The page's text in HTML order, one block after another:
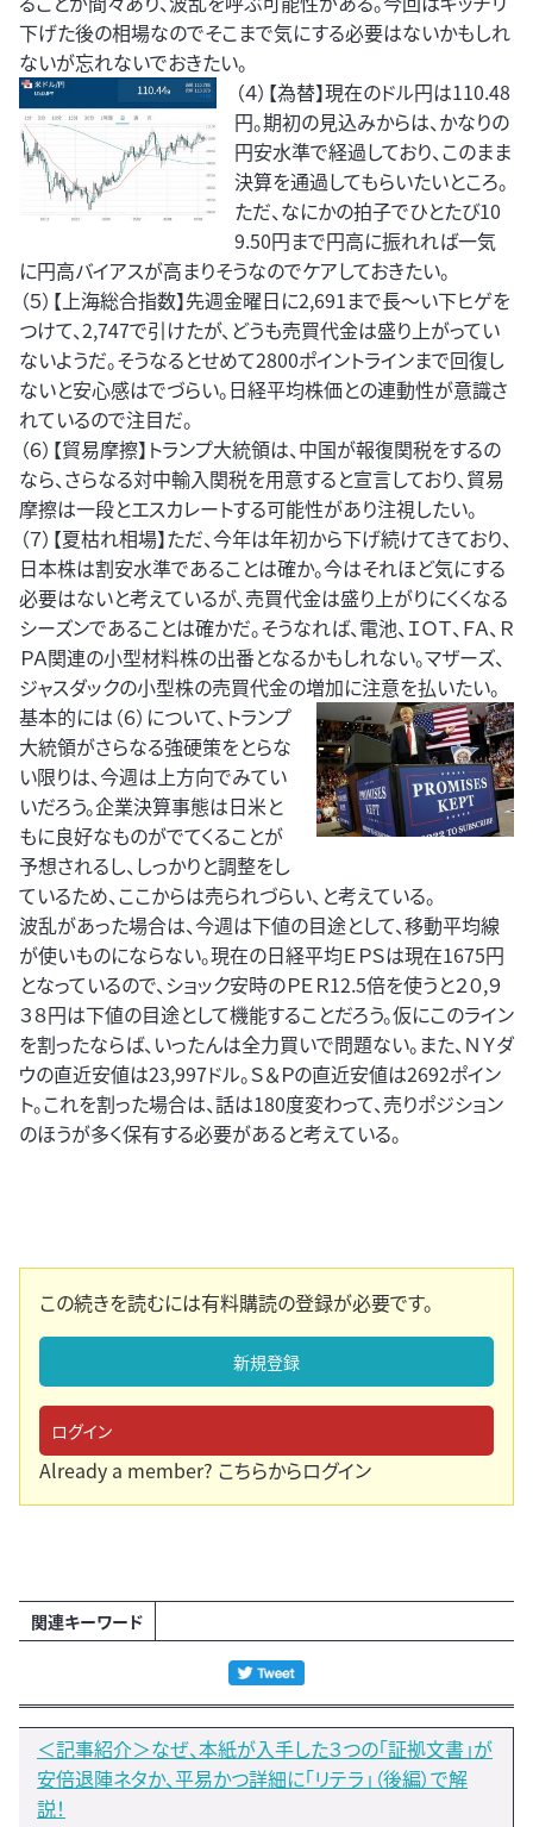
下げた後の相場なのでそこまで気にする必要はないかもしれ
ないが忘れないでおきたい。
（４）【為替】現在のドル円は110.48
円。期初の見込みからは、かなりの
円安水準で経過しており、このまま
決算を通過してもらいたいところ。
ただ、なにかの拍子でひとたび10
9.50円まで円高に振れれば一気
に円高バイアスが高まりそうなのでケアしておきたい。
（５）【上海総合指数】先週金曜日に2,691まで長～い下ヒゲを
つけて、2,747で引けたが、どうも売買代金は盛り上がってい
ないようだ。そうなるとせめて2800ポイントラインまで回復し
ないと安心感はでづらい。日経平均株価との連動性が意識さ
れているので注目だ。
（６）【貿易摩擦】トランプ大統領は、中国が報復関税をするの
なら、さらなる対中輸入関税を用意すると宣言しており、貿易
摩擦は一段とエスカレートする可能性があり注視したい。
（７）【夏枯れ相場】ただ、今年は年初から下げ続けてきており、
日本株は割安水準であることは確か。今はそれほど気にする
必要はないと考えているが、売買代金は盛り上がりにくくなる
シーズンであることは確かだ。そうなれば、電池、ＩＯＴ、ＦＡ、Ｒ
ＰＡ関連の小型材料株の出番となるかもしれない。マザーズ、
ジャスダックの小型株の売買代金の増加に注意を払いたい。
基本的には（６）について、トランプ
大統領がさらなる強硬策をとらな
い限りは、今週は上方向でみてい
いだろう。企業決算事態は日米と
もに良好なものがでてくることが
予想されるし、しっかりと調整をし
ているため、ここからは売られづらい、と考えている。
波乱があった場合は、今週は下値の目途として、移動平均線
が使いものにならない。現在の日経平均ＥＰＳは現在1675円
となっているので、ショック安時のＰＥＲ12.5倍を使うと２０,９
３８円は下値の目途として機能することだろう。仮にこのライン
を割ったならば、いったんは全力買いで問題ない。また、ＮＹダ
ウの直近安値は23,997ドル。Ｓ＆Ｐの直近安値は2692ポイン
ト。これを割った場合は、話は180度変わって、売りポジション
のほうが多く保有する必要があると考えている。
この続きを読むには有料購読の登録が必要です。
新規登録
ログイン
Already a member? こちらからログイン
関連キーワード
＜記事紹介＞なぜ、本紙が入手した３つの「証拠文書」が
安倍退陣ネタか、平易かつ詳細に「リテラ」（後編）で解
説！